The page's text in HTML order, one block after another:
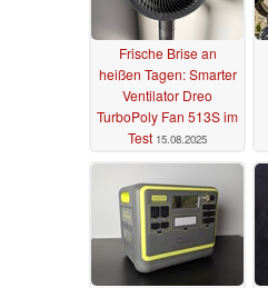
Frische Brise an
heißen Tagen: Smarter
Ventilator Dreo
TurboPoly Fan 513S im
Test 15.08.2025